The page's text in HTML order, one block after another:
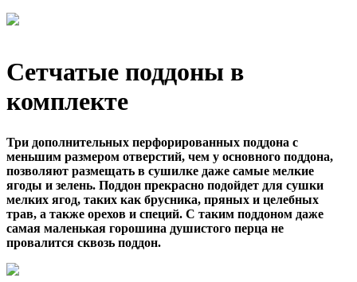
Сетчатые поддоны в
комплекте
Три дополнительных перфорированных поддона с
меньшим размером отверстий, чем у основного поддона,
позволяют размещать в сушилке даже самые мелкие
ягоды и зелень. Поддон прекрасно подойдет для сушки
мелких ягод, таких как брусника, пряных и целебных
трав, а также орехов и специй. С таким поддоном даже
самая маленькая горошина душистого перца не
провалится сквозь поддон.